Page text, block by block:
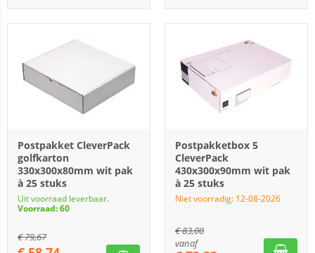
Postpakket CleverPack
golfkarton
330x300x80mm wit pak
à 25 stuks
Uit voorraad leverbaar.
Voorraad: 60
€79,67
Postpakketbox 5
CleverPack
430x300x90mm wit pak
à 25 stuks
Niet voorradig: 12-08-2026
€83,00
vanaf